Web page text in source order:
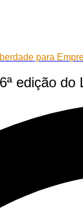
para
edição